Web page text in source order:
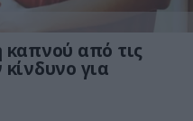
από τις
για